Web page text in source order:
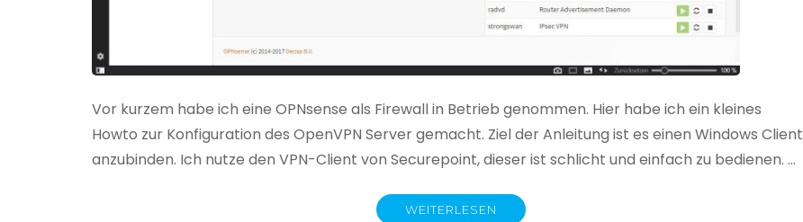
Vor kurzem habe ich eine OPNsense als Firewall in Betrieb genommen. Hier habe ich ein kleines
Howto zur Konfiguration des OpenVPN Server gemacht. Ziel der Anleitung ist es einen Windows Client
anzubinden. Ich nutze den VPN-Client von Securepoint, dieser ist schlicht und einfach zu bedienen. …
WEITERLESEN